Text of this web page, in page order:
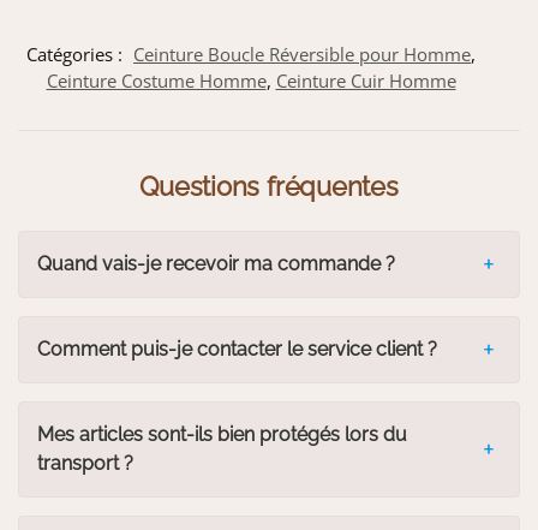
Catégories : Ceinture Boucle Réversible pour Homme,
Ceinture Costume Homme, Ceinture Cuir Homme
Questions fréquentes
Quand vais-je recevoir ma commande ?
Comment puis-je contacter le service client ?
Mes articles sont-ils bien protégés lors du
transport ?